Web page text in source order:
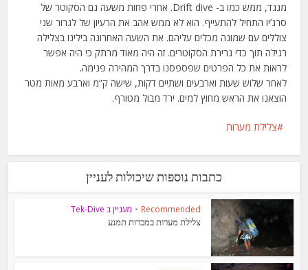
מנגד, ממש כמו ב- Drift dive. אחרי פחות משעה גם הסקוטר של
סרג’יו התחיל להתעייף. הוא לא ממש אהב את הרעיון של לגרור שני
צוללים עם שמונה מכלים עליהם. את השעה האחרונה בילינו בצלילה
רגילה תוך כדי גרירת הסקוטרים. זה היה מאוד מרתק כי היה אפשר
לראות את כל הפרטים שפספסנו בדרך המהירה פנימה.
לאחר שלוש שעות וארבעים ושתיים דקות, שישה ק”מ וארבע מאות מטר
הוצאנו את הראש מחוץ למים. ירד מבול מטורף.
צלילת מערות
כתבות נוספות שיכולות לעניין
Recommended
• מעניין ב Tek-Dive
צלילת מערות במכרות תמנע